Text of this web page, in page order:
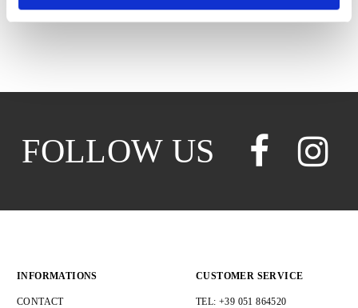
FOLLOW US
INFORMATIONS
CONTACT
CUSTOMER SERVICE
TEL: +39 051 864520